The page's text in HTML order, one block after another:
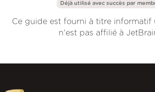
Déjà utilisé avec succès par
Ce guide est fourni à titre informatif
n'est pas affilié à